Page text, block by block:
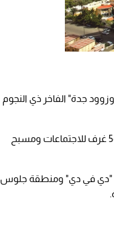
جدة" الفاخر ذي النجوم
يتسم فندق "روزوود جدة" بإطلالات بانورامية على البحر الأحمر، مشتملًا على 3 مطاعم و5 غرف للاجتماعات ومسبح
"دي في دي" ومنطقة جلوس